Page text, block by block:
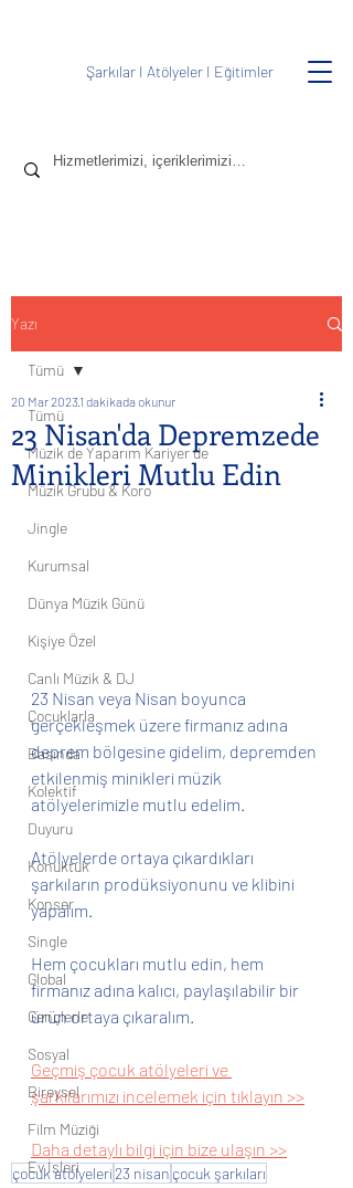
Şarkılar I Atölyeler I Eğitimler
Yazı
Tümü
Müzik de Yaparım Kariyer de
Müzik Grubu & Koro
Jingle
Kurumsal
Dünya Müzik Günü
Kişiye Özel
Canlı Müzik & DJ
Çocuklarla
Basında
Kolektif
Duyuru
Konuktuk
Konser
Single
Global
Gençlerle
Sosyal
Bireysel
Film Müziği
Ev İşleri
Tümü
23 Nisan'da Depremzede
Minikleri Mutlu Edin
20 Mar 2023 1 dakikada okunur
23 Nisan veya Nisan boyunca
gerçekleşmek üzere firmanız adına
deprem bölgesine gidelim, depremden
etkilenmiş minikleri müzik
atölyelerimizle mutlu edelim.
Atölyelerde ortaya çıkardıkları
şarkıların prodüksiyonunu ve klibini
yapalım.
Hem çocukları mutlu edin, hem
firmanız adına kalıcı, paylaşılabilir bir
ürün ortaya çıkaralım.
Geçmiş çocuk atölyeleri ve
şarkılarımızı incelemek için tıklayın >>
Daha detaylı bilgi için bize ulaşın >>
çocuk atölyeleri 23 nisan çocuk şarkıları